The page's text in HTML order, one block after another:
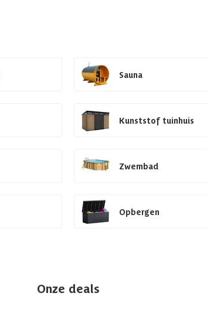
Sauna
Kunststof tuinhuis
Zwembad
Opbergen
Onze deals